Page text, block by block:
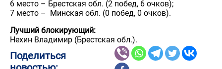
6 место – Брестская обл. (2 побед, 6 очков);
7 место – Минская обл. (0 побед, 0 очков).
Лучший блокирующий:
Нехин Владимир (Брестская обл.).
Поделиться